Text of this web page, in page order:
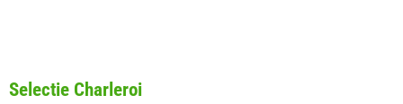
Selectie Charleroi